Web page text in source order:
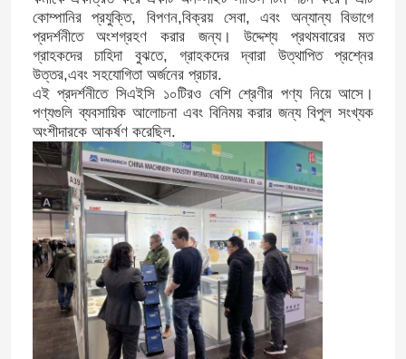
কোম্পানির প্রযুক্তি, বিপণন,বিক্রয় সেবা, এবং অন্যান্য বিভাগে
প্রদর্শনীতে অংশগ্রহণ করার জন্য। উদ্দেশ্য প্রথমবারের মত
গ্রাহকদের চাহিদা বুঝতে, গ্রাহকদের দ্বারা উত্থাপিত প্রশ্নের
উত্তর,এবং সহযোগিতা অর্জনের প্রচার.
এই প্রদর্শনীতে সিএইসি ১০টিরও বেশি শ্রেণীর পণ্য নিয়ে আসে।
পণ্যগুলি ব্যবসায়িক আলোচনা এবং বিনিময় করার জন্য বিপুল সংখ্যক
অংশীদারকে আকর্ষণ করেছিল.